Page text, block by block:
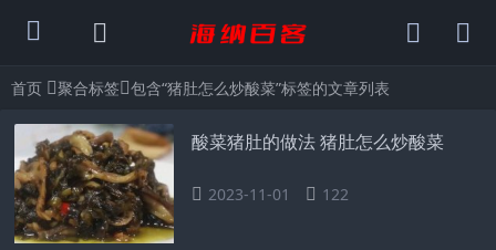
首页 聚合标签 包含“猪肚怎么炒酸菜”标签的文章列表
酸菜猪肚的做法 猪肚怎么炒酸菜
2023-11-01 122